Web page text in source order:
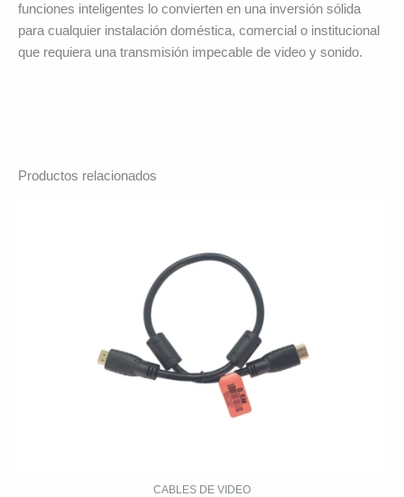
funciones inteligentes lo convierten en una inversión sólida
para cualquier instalación doméstica, comercial o institucional
que requiera una transmisión impecable de video y sonido.
Productos relacionados
CABLES DE VIDEO